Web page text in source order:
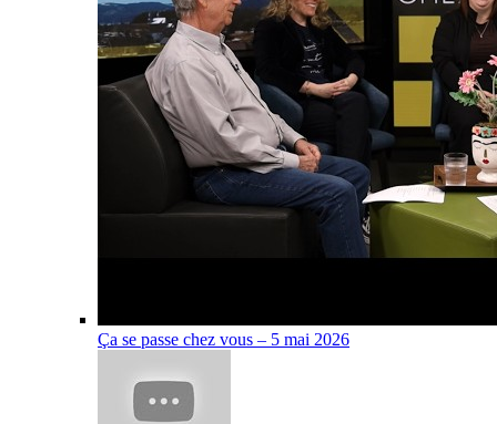
Ça se passe chez vous – 5 mai 2026